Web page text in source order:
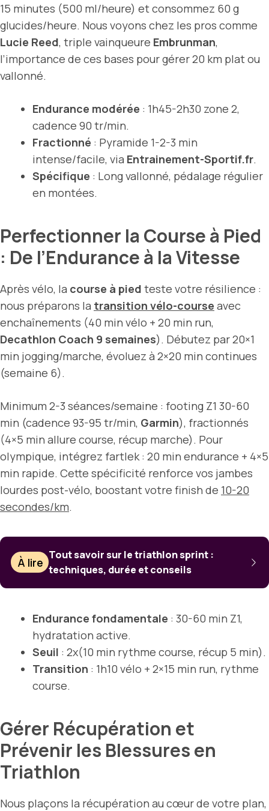
15 minutes (500 ml/heure) et consommez 60 g
glucides/heure. Nous voyons chez les pros comme
Lucie Reed, triple vainqueure Embrunman,
l’importance de ces bases pour gérer 20 km plat ou
vallonné.
Endurance modérée : 1h45-2h30 zone 2,
cadence 90 tr/min.
Fractionné : Pyramide 1-2-3 min
intense/facile, via Entrainement-Sportif.fr.
Spécifique : Long vallonné, pédalage régulier
en montées.
Perfectionner la Course à Pied
: De l’Endurance à la Vitesse
Après vélo, la course à pied teste votre résilience :
nous préparons la transition vélo-course avec
enchaînements (40 min vélo + 20 min run,
Decathlon Coach 9 semaines). Débutez par 20×1
min jogging/marche, évoluez à 2×20 min continues
(semaine 6).
Minimum 2-3 séances/semaine : footing Z1 30-60
min (cadence 93-95 tr/min, Garmin), fractionnés
(4×5 min allure course, récup marche). Pour
olympique, intégrez fartlek : 20 min endurance + 4×5
min rapide. Cette spécificité renforce vos jambes
lourdes post-vélo, boostant votre finish de 10-20
secondes/km.
À lire
Tout savoir sur le triathlon sprint :
techniques, durée et conseils
Endurance fondamentale : 30-60 min Z1,
hydratation active.
Seuil : 2x(10 min rythme course, récup 5 min).
Transition : 1h10 vélo + 2×15 min run, rythme
course.
Gérer Récupération et
Prévenir les Blessures en
Triathlon
Nous plaçons la récupération au cœur de votre plan,